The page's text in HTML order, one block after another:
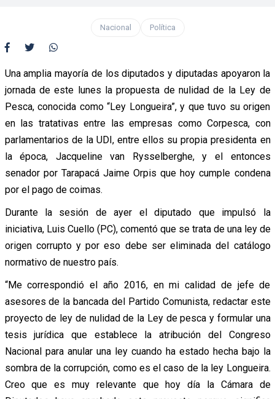
Nacional Política
Una amplia mayoría de los diputados y diputadas apoyaron la
jornada de este lunes la propuesta de nulidad de la Ley de
Pesca, conocida como “Ley Longueira”, y que tuvo su origen
en las tratativas entre las empresas como Corpesca, con
parlamentarios de la UDI, entre ellos su propia presidenta en
la época, Jacqueline van Rysselberghe, y el entonces
senador por Tarapacá Jaime Orpis que hoy cumple condena
por el pago de coimas.
Durante la sesión de ayer el diputado que impulsó la
iniciativa, Luis Cuello (PC), comentó que se trata de una ley de
origen corrupto y por eso debe ser eliminada del catálogo
normativo de nuestro país.
“Me correspondió el año 2016, en mi calidad de jefe de
asesores de la bancada del Partido Comunista, redactar este
proyecto de ley de nulidad de la Ley de pesca y formular una
tesis jurídica que establece la atribución del Congreso
Nacional para anular una ley cuando ha estado hecha bajo la
sombra de la corrupción, como es el caso de la ley Longueira.
Creo que es muy relevante que hoy día la Cámara de